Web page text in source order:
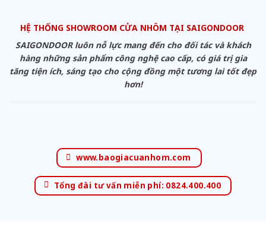
HỆ THỐNG SHOWROOM CỬA NHÔM TẠI SAIGONDOOR
SAIGONDOOR luôn nỗ lực mang đến cho đối tác và khách
hàng những sản phẩm công nghệ cao cấp, có giá trị gia
tăng tiện ích, sáng tạo cho cộng đồng một tương lai tốt đẹp
hơn!
www.baogiacuanhom.com
Tổng đài tư vấn miễn phí: 0824.400.400